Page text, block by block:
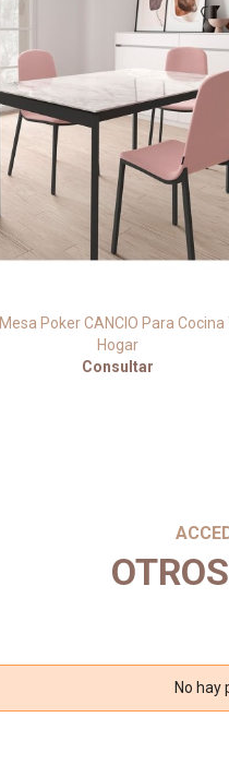
Mesa Poker CANCIO Para Cocina
Hogar
Consultar
No hay